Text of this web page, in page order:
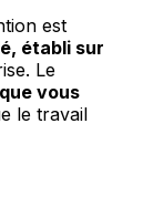
est
établi sur
Le
vous
le travail